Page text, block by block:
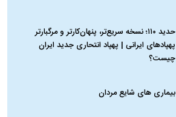
حدید ۱۱۰؛ نسخه سریع‌تر، پنهان‌کارتر و مرگبارتر
پهپادهای ایرانی | پهپاد انتحاری جدید ایران
چیست؟
بیماری‌ های شایع مردان